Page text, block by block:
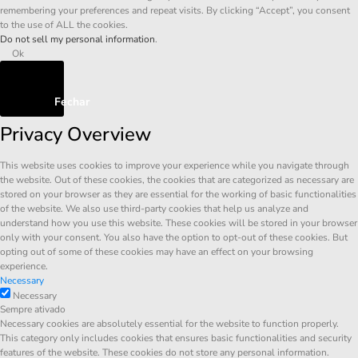
remembering your preferences and repeat visits. By clicking “Accept”, you consent
to the use of ALL the cookies.
Do not sell my personal information.
Ok
Fechar
Privacy Overview
This website uses cookies to improve your experience while you navigate through
the website. Out of these cookies, the cookies that are categorized as necessary are
stored on your browser as they are essential for the working of basic functionalities
of the website. We also use third-party cookies that help us analyze and
understand how you use this website. These cookies will be stored in your browser
only with your consent. You also have the option to opt-out of these cookies. But
opting out of some of these cookies may have an effect on your browsing
experience.
Necessary
Necessary
Sempre ativado
Necessary cookies are absolutely essential for the website to function properly.
This category only includes cookies that ensures basic functionalities and security
features of the website. These cookies do not store any personal information.